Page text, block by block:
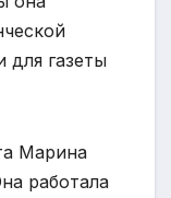
для газеты
Марина
работала